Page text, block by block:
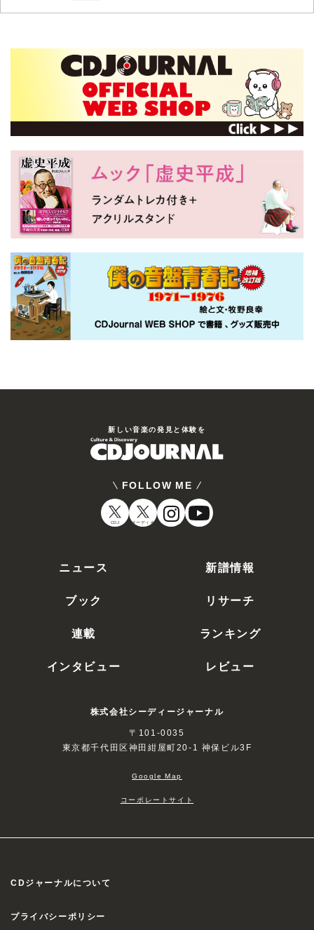
新しい⾳楽の発⾒と体験を
FOLLOW ME
CDJ オーディオ
ニュース
新譜情報
ブック
リサーチ
連載
ランキング
インタビュー
レビュー
株式会社シーディージャーナル
〒101-0035
東京都千代田区神田紺屋町20-1 神保ビル3F
Google Map
コーポレートサイト
CDジャーナルについて
プライバシーポリシー